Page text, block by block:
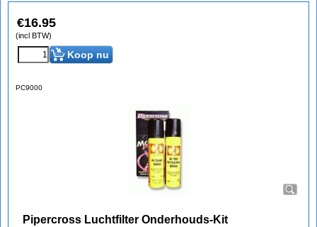
€16.95
(incl BTW)
Koop nu
PC9000
Pipercross Luchtfilter Onderhouds-Kit